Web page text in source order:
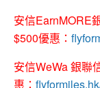
安信EarnMORE
$500優惠：
安信WeWa 銀聯
惠：